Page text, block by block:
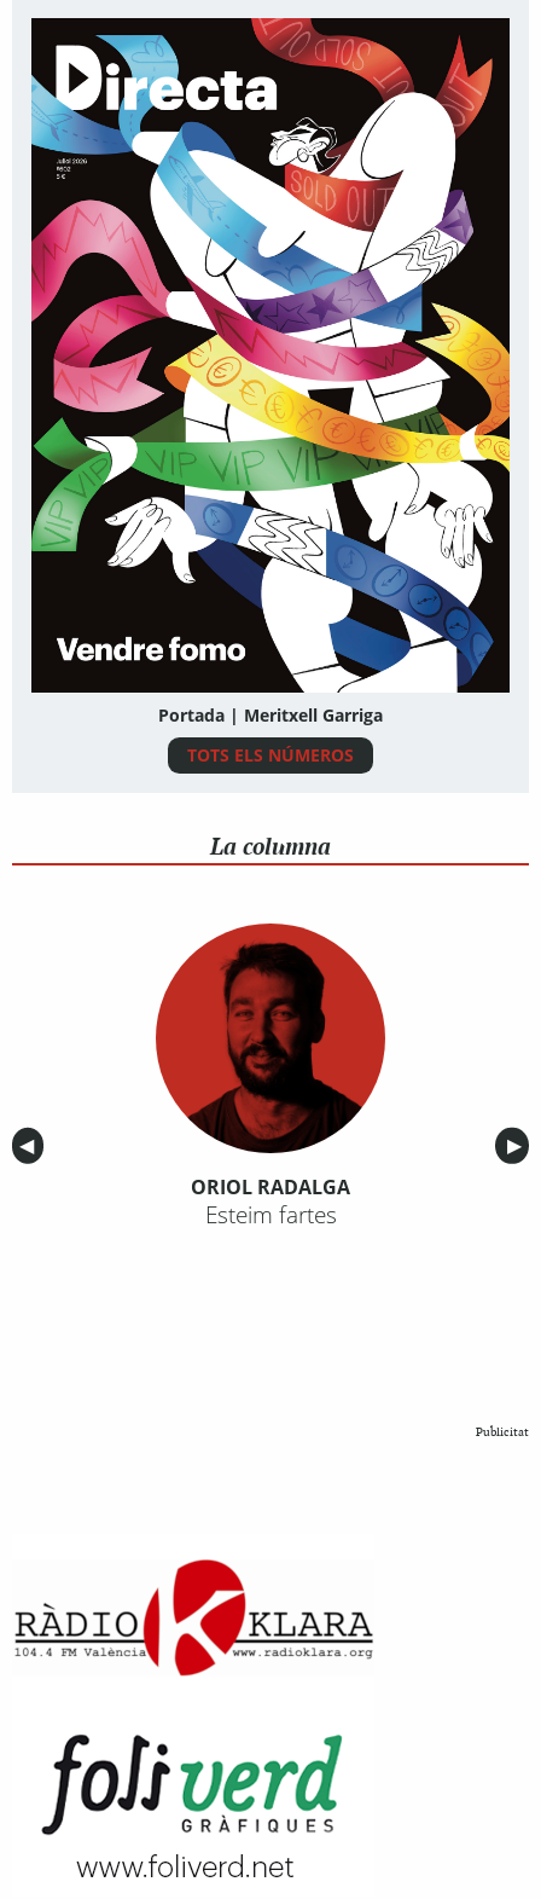
Portada | Meritxell Garriga
TOTS ELS NÚMEROS
La columna
Anterior
◀︎ ▶︎
ORIOL RADALGA
Esteim fartes
Publicitat